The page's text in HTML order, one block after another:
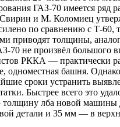
ГАЗ-70 имеется ряд
и М. Коломиец
по сравнению с Т-60,
приводят толщины,
70 не произвёл большого
РККА — практически
одноместная башня.
сроки устранить
Быстрее всего это
лба новой машины
детали и 35 мм — в